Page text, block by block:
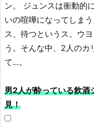
ン。 ジュンスは衝動的
いの喧嘩になってしま
ス、待つというス。ウ
う。そんな中、2人の
て…。
男2人が酔っている飲酒
見！